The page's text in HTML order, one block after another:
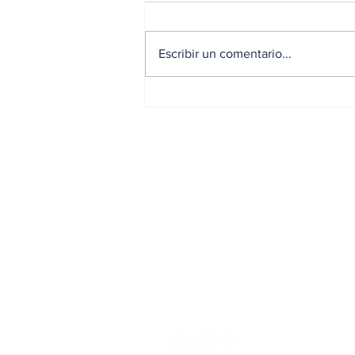
Escribir un comentario...